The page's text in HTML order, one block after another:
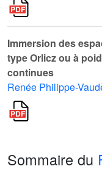
Immersion des
type Orlicz ou à
continues
Renée Philippe-
Sommaire du